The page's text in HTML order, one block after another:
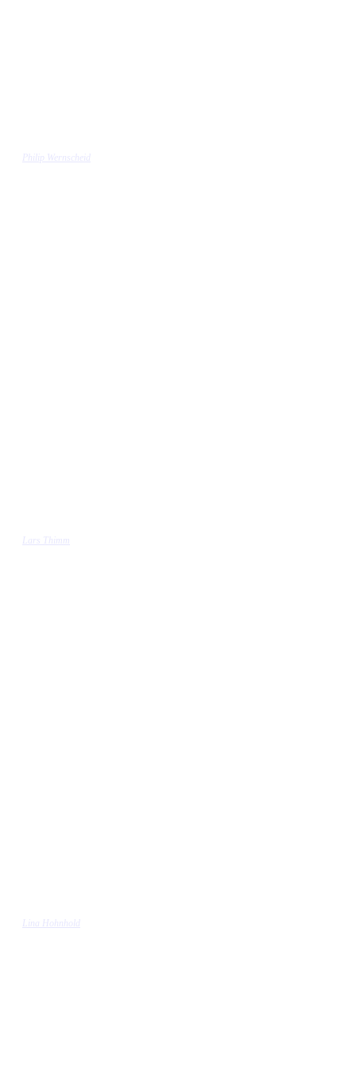
Philip Wernscheid
Lars Thimm
Lina Hohnhold